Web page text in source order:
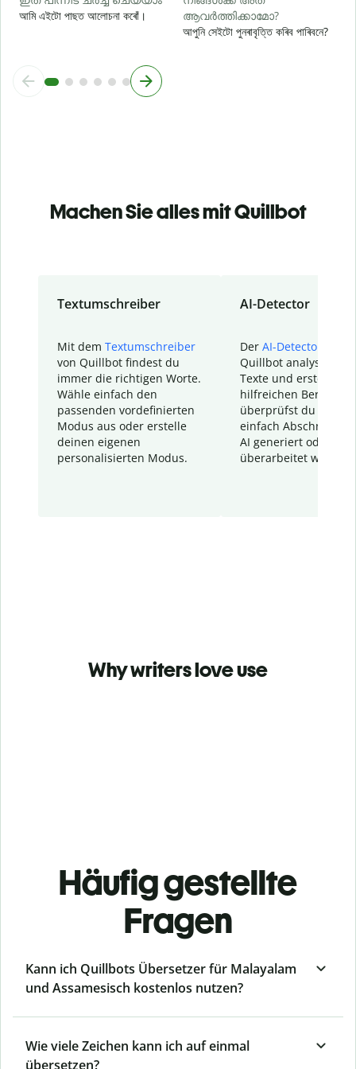
আমি এইটো পাছত আলোচনা কৰোঁ।
ആവർത്തിക്കാമോ?
আপুনি সেইটো পুনৰাবৃত্তি কৰিব পাৰিবনে?
Machen Sie alles mit Quillbot
Textumschreiber
Mit dem Textumschreiber
von Quillbot findest du
immer die richtigen Worte.
Wähle einfach den
passenden vordefinierten
Modus aus oder erstelle
deinen eigenen
personalisierten Modus.
AI-Detector
Der AI-Detector
Quillbot analysiert
Texte und erstellt
hilfreichen Bericht.
überprüfst du
einfach Abschnitte,
AI generiert oder
überarbeitet wurden.
Why writers love use
Häufig gestellte
Fragen
Kann ich Quillbots Übersetzer für Malayalam
und Assamesisch kostenlos nutzen?
Wie viele Zeichen kann ich auf einmal
übersetzen?